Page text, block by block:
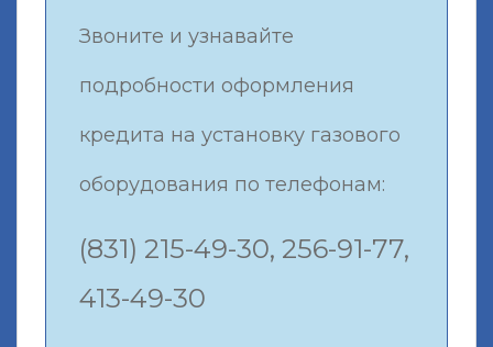
Звоните и узнавайте
подробности оформления
кредита на установку газового
оборудования по телефонам:
(831) 215-49-30, 256-91-77,
413-49-30